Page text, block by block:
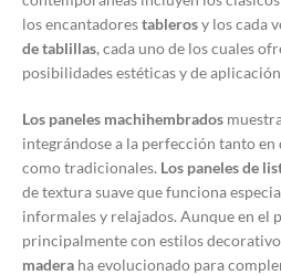
los encantadorestablerosy los cada
de tablillas, cada uno de los cuales
posibilidades estéticas y de
Los paneles machihembrados
integrándose a la perfección tanto
como tradicionales. Los paneles de
de textura suave que funciona
informales y relajados. Aunque en el
principalmente con estilos
madera ha evolucionado para